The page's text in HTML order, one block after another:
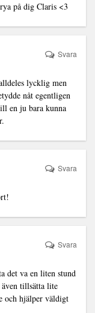
på dig Claris <3
lycklig men
nåt egentligen
en ju bara kunna
Svara
Svara
det va en liten stund
tillsätta lite
och hjälper väldigt
Svara